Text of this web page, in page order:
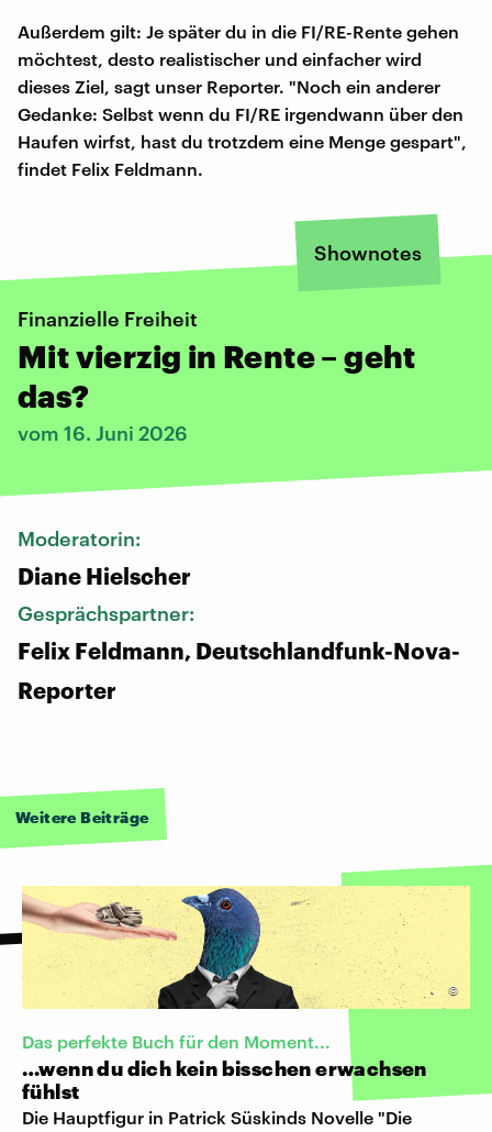
Außerdem gilt: Je später du in die FI/RE-Rente gehen
möchtest, desto realistischer und einfacher wird
dieses Ziel, sagt unser Reporter. "Noch ein anderer
Gedanke: Selbst wenn du FI/RE irgendwann über den
Haufen wirfst, hast du trotzdem eine Menge gespart",
findet Felix Feldmann.
Shownotes
Finanzielle Freiheit
Mit vierzig in Rente – geht
das?
vom 16. Juni 2026
Moderatorin:
Diane Hielscher
Gesprächspartner:
Felix Feldmann, Deutschlandfunk-Nova-
Reporter
Weitere Beiträge
©
Das perfekte Buch für den Moment...
…wenn du dich kein bisschen erwachsen
fühlst
Die Hauptfigur in Patrick Süskinds Novelle "Die